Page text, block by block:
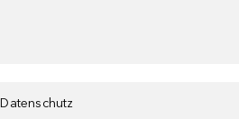
Datenschutz